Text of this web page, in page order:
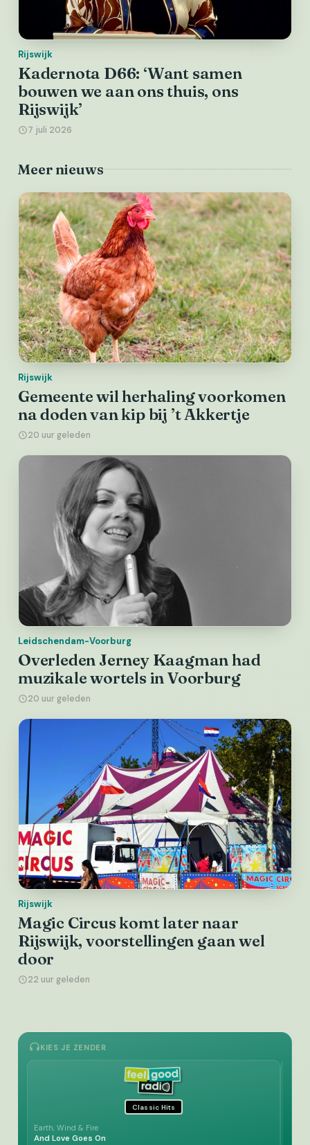
Rijswijk
Kadernota D66: ‘Want samen
bouwen we aan ons thuis, ons
Rijswijk’
7 juli 2026
Meer nieuws
Rijswijk
Gemeente wil herhaling voorkomen
na doden van kip bij ’t Akkertje
20 uur geleden
Leidschendam-Voorburg
Overleden Jerney Kaagman had
muzikale wortels in Voorburg
20 uur geleden
Rijswijk
Magic Circus komt later naar
Rijswijk, voorstellingen gaan wel
door
22 uur geleden
KIES JE ZENDER
Classic Hits
Earth, Wind & Fire
And Love Goes On